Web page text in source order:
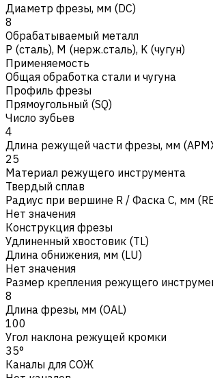
Диаметр фрезы, мм (DC)
8
Обрабатываемый металл
Р (сталь), M (нерж.сталь), K (чугун)
Применяемость
Общая обработка стали и чугуна
Профиль фрезы
Прямоугольный (SQ)
Число зубьев
4
Длина режущей части фрезы, мм
25
Материал режущего инструмента
Твердый сплав
Радиус при вершине R / Фаска C, мм
Нет значения
Конструкция фрезы
Удлиненный хвостовик (TL)
Длина обнижения, мм (LU)
Нет значения
Размер крепления режущего
8
Длина фрезы, мм (OAL)
100
Угол наклона режущей кромки
35°
Каналы для СОЖ